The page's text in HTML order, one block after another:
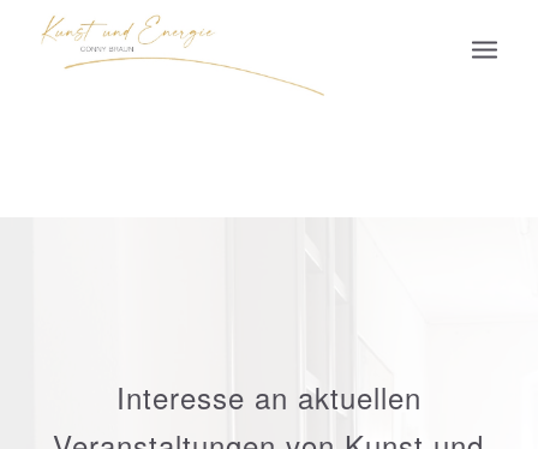
Interesse an aktuellen